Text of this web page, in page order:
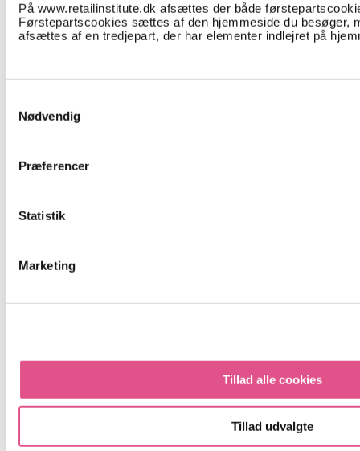
På www.retailinstitute.dk afsættes der både
Førstepartscookies sættes af den hjemmeside du besøger,
afsættes af en tredjepart, der har elementer indlejret på
Nødvendig
Præferencer
Statistik
Marketing
Tillad alle cookies
Tillad udvalgte
Vores nu00e6ste Retail Connect medlemsmu00f8de er den 6.
Lu00e6s mere
Tilmeld dig u00e5rets store Refresh Retail konferencen 2024
Kom med til NYC og NRF d. 13-16 januar 2024
Lu00e6s mere
AI Foredrag